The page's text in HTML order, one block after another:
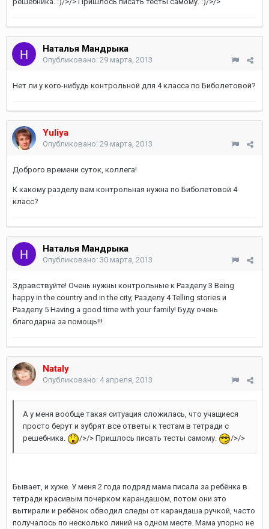
Наталья Мандрыка
Опубликовано: 29 марта, 2013
Нет ли у кого-нибудь контрольной для 4 класса по Биболетовой?
Yuliya
Опубликовано: 29 марта, 2013
Доброго времени суток, коллега!
К какому разделу вам контрольная нужна по Биболетовой 4
класс?
Наталья Мандрыка
Опубликовано: 30 марта, 2013
Здравствуйте! Очень нужны контрольные к Разделу 3 Being
happy in the country and in the city, Разделу 4 Telling stories и
Разделу 5 Having a good time with your family! Буду очень
благодарна за помощь!!!
Nataly
Опубликовано: 4 апреля, 2013
А у меня вообще такая ситуация сложилась, что учащиеся
просто берут и зубрят все ответы к тестам в тетради с
решебника.
/>/> Пришлось писать тесты самому. />/>
Бывает, и хуже. У меня 2 года подряд мама писала за ребёнка в
тетради красивым почерком карандашом, потом они это
вытирали и ребёнок обводил следы от карандаша ручкой, часто
получалось по несколько линий на одном месте. Мама упорно не